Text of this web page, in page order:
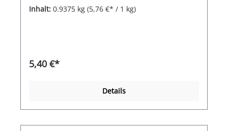
Inhalt: 0.9375 kg (5,76 €* / 1 kg)
5,40 €*
Details